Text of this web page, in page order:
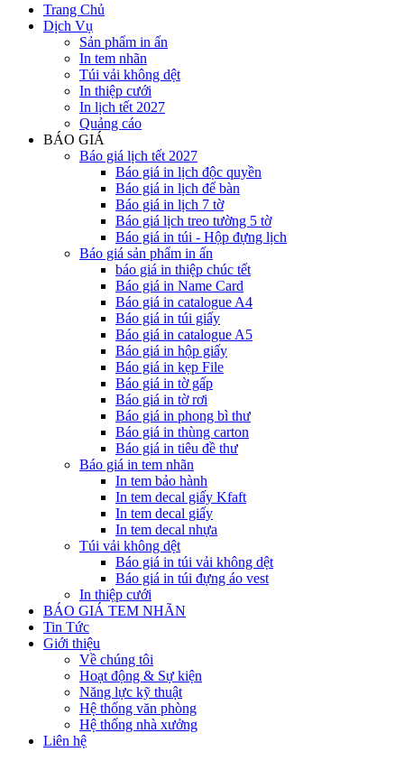
Trang Chủ
Dịch Vụ
Sản phẩm in ấn
In tem nhãn
Túi vải không dệt
In thiệp cưới
In lịch tết 2027
Quảng cáo
BÁO GIÁ
Báo giá lịch tết 2027
Báo giá in lịch độc quyền
Báo giá in lịch để bàn
Báo giá in lịch 7 tờ
Báo giá lịch treo tường 5 tờ
Báo giá in túi - Hộp đựng lịch
Báo giá sản phẩm in ấn
báo giá in thiệp chúc tết
Báo giá in Name Card
Báo giá in catalogue A4
Báo giá in túi giấy
Báo giá in catalogue A5
Báo giá in hộp giấy
Báo giá in kẹp File
Báo giá in tờ gấp
Báo giá in tờ rơi
Báo giá in phong bì thư
Báo giá in thùng carton
Báo giá in tiêu đề thư
Báo giá in tem nhãn
In tem bảo hành
In tem decal giấy Kfaft
In tem decal giấy
In tem decal nhựa
Túi vải không dệt
Báo giá in túi vải không dệt
Báo giá in túi đựng áo vest
In thiệp cưới
BÁO GIÁ TEM NHÃN
Tin Tức
Giới thiệu
Về chúng tôi
Hoạt động & Sự kiện
Năng lực kỹ thuật
Hệ thống văn phòng
Hệ thống nhà xưởng
Liên hệ